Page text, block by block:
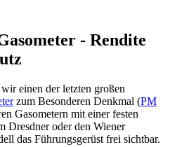
- Rendite
einen der letzten großen
zum Besonderen Denkmal (PM
Gasometern mit einer festen
Dresdner oder den Wiener
das Führungsgerüst frei sichtbar.